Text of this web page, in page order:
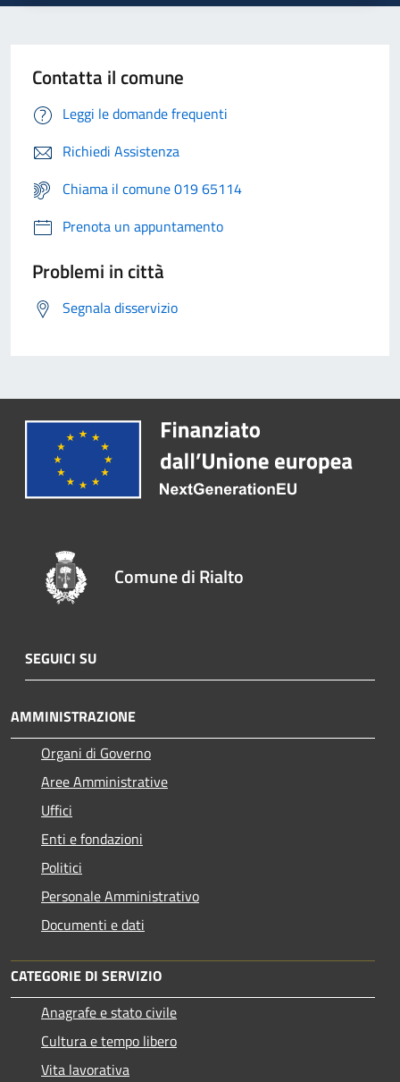
Contatta il comune
Leggi le domande frequenti
Richiedi Assistenza
Chiama il comune 019 65114
Prenota un appuntamento
Problemi in città
Segnala disservizio
Comune di Rialto
SEGUICI SU
AMMINISTRAZIONE
Organi di Governo
Aree Amministrative
Uffici
Enti e fondazioni
Politici
Personale Amministrativo
Documenti e dati
CATEGORIE DI SERVIZIO
Anagrafe e stato civile
Cultura e tempo libero
Vita lavorativa